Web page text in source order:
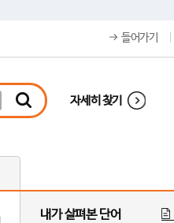
들어가기
자세히 찾기
내가 살펴본 단어